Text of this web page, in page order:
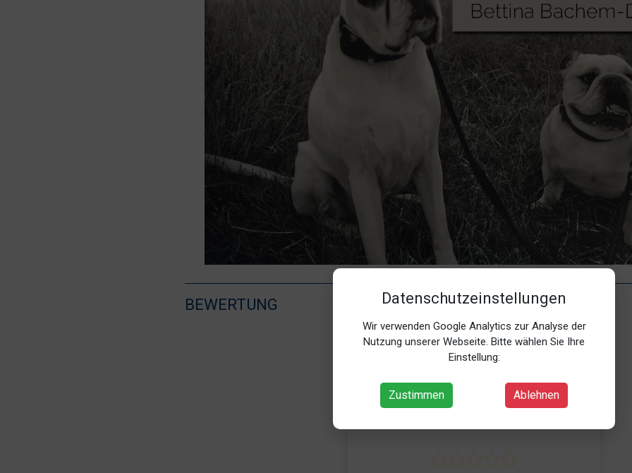
Datenschutzeinstellungen
Wir verwenden Google Analytics zur Analyse der
Nutzung unserer Webseite. Bitte wählen Sie Ihre
Einstellung:
Zustimmen Ablehnen
BEWERTUNG